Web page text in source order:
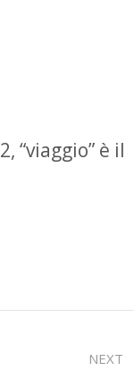
“viaggio” è il
NEXT